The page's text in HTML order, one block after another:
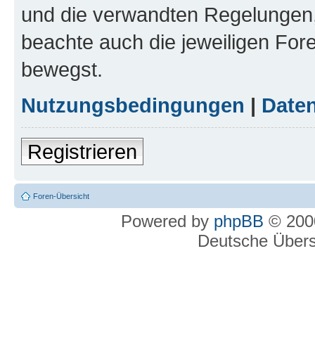
und die verwandten
beachte auch die jeweiligen
bewegst.
Nutzungsbedingungen |
Registrieren
Foren-Übersicht
Powered by phpBB ©
Deutsche